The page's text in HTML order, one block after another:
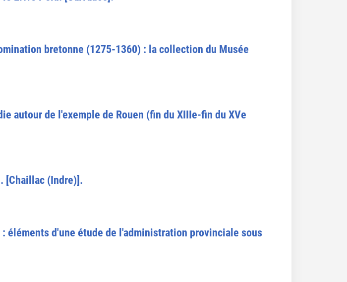
bretonne (1275-1360) : la collection du Musée
autour de l'exemple de Rouen (fin du XIIIe-fin du XVe
[Chaillac (Indre)].
éléments d'une étude de l'administration provinciale sous